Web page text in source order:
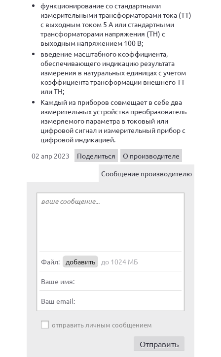
функционирование со стандартными
измерительными трансформаторами тока (ТТ)
с выходным током 5 А или стандартными
трансформаторами напряжения (ТН) с
выходным напряжением 100 В;
введение масштабного коэффициента,
обеспечивающего индикацию результата
измерения в натуральных единицах с учетом
коэффициента трансформации внешнего ТТ
или ТН;
Каждый из приборов совмещает в себе два
измерительных устройства преобразователь
измеряемого параметра в токовый или
цифровой сигнал и измерительный прибор с
цифровой индикацией.
02 апр 2023
Поделиться
О производителе
Сообщение производителю
Файл: добавить до 1024 МБ
Ваше имя:
Ваш email:
отправить личным сообщением